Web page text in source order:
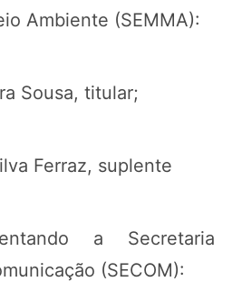
Ambiente (SEMMA):
Sousa, titular;
Ferraz, suplente
a Secretaria
(SECOM):